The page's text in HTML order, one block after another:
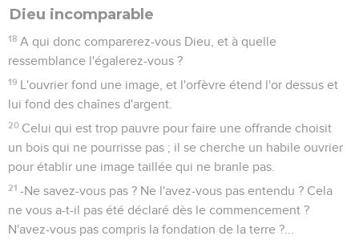
Dieu incomparable
18 A qui donc comparerez-vous Dieu, et à quelle
ressemblance l'égalerez-vous ?
19 L'ouvrier fond une image, et l'orfèvre étend l'or dessus et
lui fond des chaînes d'argent.
20 Celui qui est trop pauvre pour faire une offrande choisit
un bois qui ne pourrisse pas ; il se cherche un habile ouvrier
pour établir une image taillée qui ne branle pas.
21 -Ne savez-vous pas ? Ne l'avez-vous pas entendu ? Cela
ne vous a-t-il pas été déclaré dès le commencement ?
N'avez-vous pas compris la fondation de la terre ?...